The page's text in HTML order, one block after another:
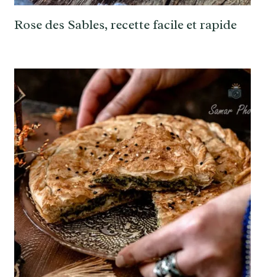
Rose des Sables, recette facile et rapide